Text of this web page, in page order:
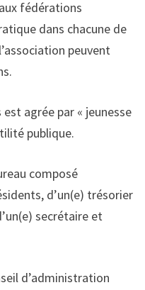
fédérations
dans chacune de
peuvent
est agrée par « jeunesse
publique.
composé
d’un(e) trésorier
secrétaire et
d’administration